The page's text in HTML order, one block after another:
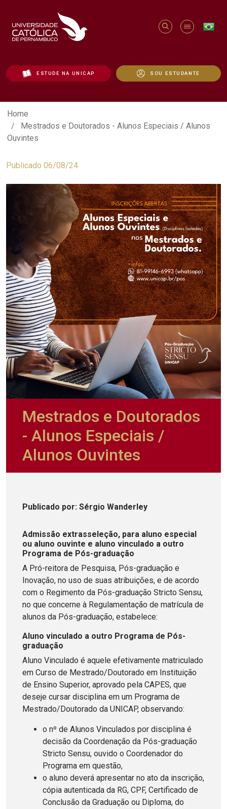
ESTUDE NA UNICAP SOU ESTUDANTE
Mestrados e Doutorados - Alunos
Home
Mestrados e Doutorados - Alunos Especiais / Alunos
Ouvintes
Publicado 06/08/24
Mestrados e Doutorados
- Alunos Especiais /
Alunos Ouvintes
Publicado por: Sérgio Wanderley
Admissão extrasseleção, para aluno especial
ou aluno ouvinte e aluno vinculado a outro
Programa de Pós-graduação
A Pró-reitora de Pesquisa, Pós-graduação e
Inovação, no uso de suas atribuições, e de acordo
com o Regimento da Pós-graduação Stricto Sensu,
no que concerne à Regulamentação de matrícula de
alunos da Pós-graduação, estabelece:
Aluno vinculado a outro Programa de Pós-
graduação
Aluno Vinculado é aquele efetivamente matriculado
em Curso de Mestrado/Doutorado em Instituição
de Ensino Superior, aprovado pela CAPES, que
deseje cursar disciplina em um Programa de
Mestrado/Doutorado da UNICAP, observando:
o nº de Alunos Vinculados por disciplina é
decisão da Coordenação da Pós-graduação
Stricto Sensu, ouvido o Coordenador do
Programa em questão,
o aluno deverá apresentar no ato da inscrição,
cópia autenticada da RG, CPF, Certificado de
Conclusão da Graduação ou Diploma, do